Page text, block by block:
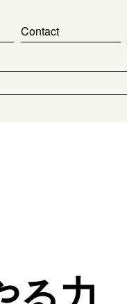
Contact